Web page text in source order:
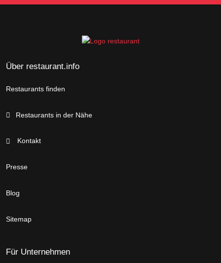
Über restaurant.info
Restaurants finden
Restaurants in der Nähe
Kontakt
Presse
Blog
Sitemap
Für Unternehmen